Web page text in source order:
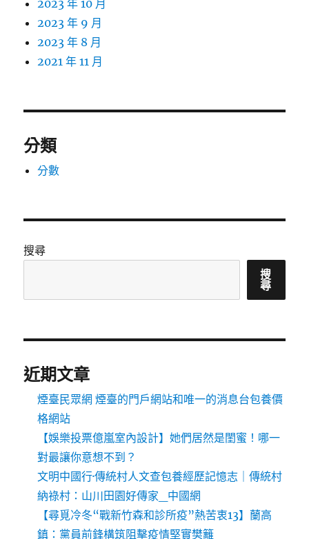
2023 年 10 月
2023 年 9 月
2023 年 8 月
2021 年 11 月
分類
分數
搜尋
搜
尋
近期文章
煙臺民眾網 煙臺的門戶網站和唯一的消息台包養價
格網站
【娛樂投票億嵐室內設計】她們居然是閨蜜！哪一
對最讓你意想不到？
文明中國行·傳統村人文查包養經歷記憶志｜傳統村
納祿村：山川田園好傳家_中國網
【尋覓冷冬“戰新竹森和診所疫”熱苦衷13】蘭高
鎮：黨員前鋒構筑阻擊疫情堅實樊籬